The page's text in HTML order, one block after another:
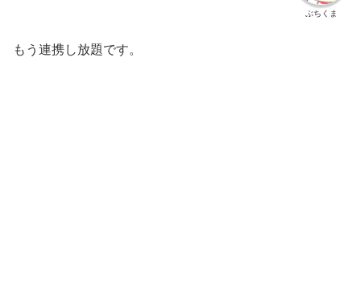
ぶちくま
もう連携し放題です。